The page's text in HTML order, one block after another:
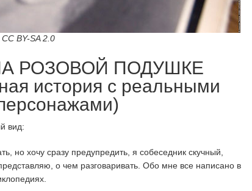
CC BY-SA 2.0
РОЗОВОЙ ПОДУШКЕ
история с реальными
вид:
но хочу сразу предупредить, я собеседник скучный,
о чем разговаривать. Обо мне все написано в